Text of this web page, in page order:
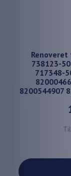
738123-
717348-
8200544907